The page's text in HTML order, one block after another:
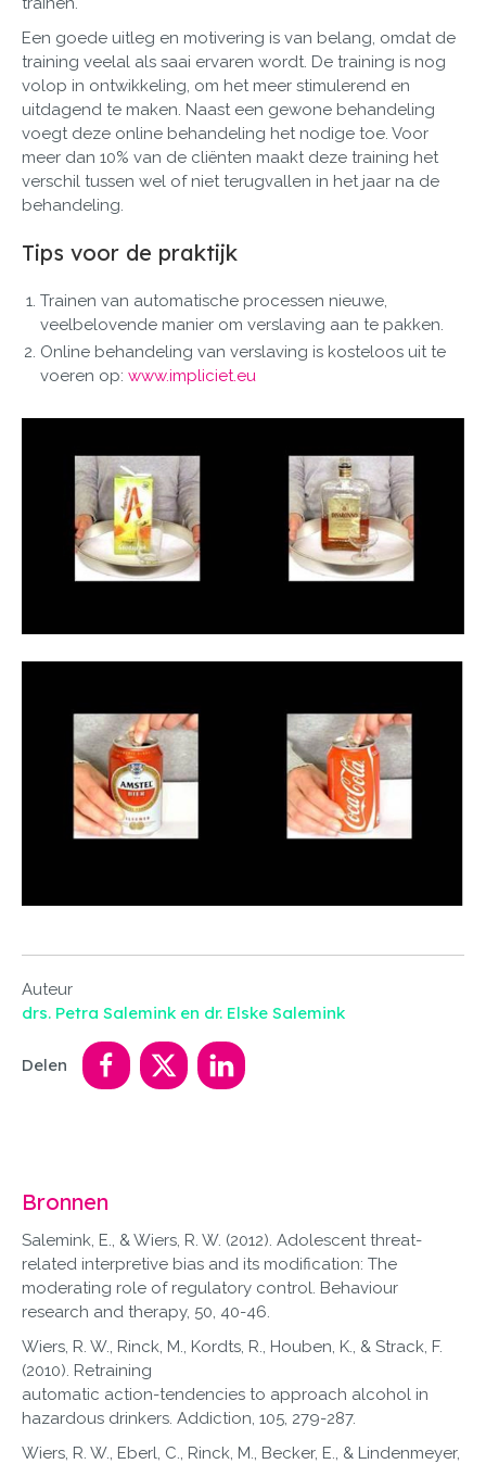
Een goede uitleg en motivering is van belang, omdat de
training veelal als saai ervaren wordt. De training is nog
volop in ontwikkeling, om het meer stimulerend en
uitdagend te maken. Naast een gewone behandeling
voegt deze online behandeling het nodige toe. Voor
meer dan 10% van de cliënten maakt deze training het
verschil tussen wel of niet terugvallen in het jaar na de
behandeling.
Tips voor de praktijk
Trainen van automatische processen nieuwe,
veelbelovende manier om verslaving aan te pakken.
Online behandeling van verslaving is kosteloos uit te
voeren op: www.impliciet.eu
Auteur
drs. Petra Salemink en dr. Elske Salemink
Delen
Bronnen
Salemink, E., & Wiers, R. W. (2012). Adolescent threat-
related interpretive bias and its modification: The
moderating role of regulatory control. Behaviour
research and therapy, 50, 40-46.
Wiers, R. W., Rinck, M., Kordts, R., Houben, K., & Strack, F.
(2010). Retraining
automatic action-tendencies to approach alcohol in
hazardous drinkers. Addiction, 105, 279-287.
Wiers, R. W., Eberl, C., Rinck, M., Becker, E., & Lindenmeyer,